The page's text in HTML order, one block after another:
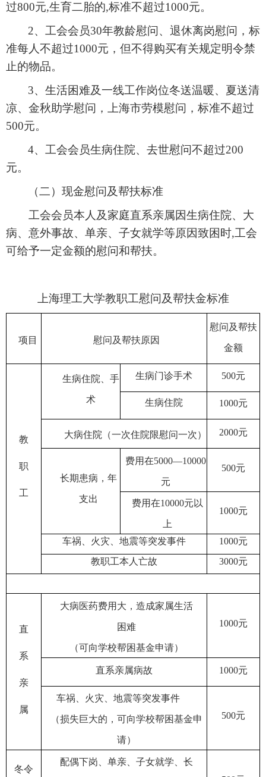
过800元,生育二胎的,标准不超过1000元。
2、工会会员30年教龄慰问、退休离岗慰问，标
准每人不超过1000元，但不得购买有关规定明令禁
止的物品。
3、生活困难及一线工作岗位冬送温暖、夏送清
凉、金秋助学慰问，上海市劳模慰问，标准不超过
500元。
4、工会会员生病住院、去世慰问不超过200
元。
（二）现金慰问及帮扶标准
工会会员本人及家庭直系亲属因生病住院、大
病、意外事故、单亲、子女就学等原因致困时,工会
可给予一定金额的慰问和帮扶。
上海理工大学教职工慰问及帮扶金标准
项 目 慰问及帮扶原因
慰问及帮扶
金额
教
职
工
生病住院、 手
术
生病门诊手术 500元
生病住院 1000元
大病住院（一次住院限慰问一次） 2000元
长期患病 ， 年
支出
费用在5000—10000
元
500元
费用在10000元以
上
1000元
车祸、 火灾、 地震等突发事件 1000元
教职工本人亡故 3000元
直
系
亲
属
大病医药费用 大 ， 造成家属生活
困难
（可向学校帮困基金申请）
1000元
直系亲属病故 1000元
车祸、 火灾、 地震等突发事件
（损失巨大的 ， 可向学校帮困基金申
请）
500元
冬令
配偶下岗、单亲、子女就学、长